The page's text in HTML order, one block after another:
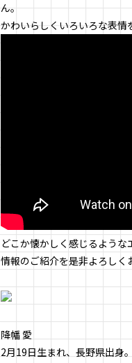
ん。
かわいらしくいろいろな表
どこか懐かしく感じるよう
情報のご紹介を是非よろしく
降幡 愛
2月19日生まれ、長野県出身。